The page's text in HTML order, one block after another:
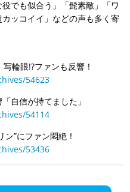
でも似合う」「髭素敵」「ワ
ッコイイ」などの声も多く寄
輪眼!?ファンも反響！
54623
自信が持てました」
54114
”にファン悶絶！
53436